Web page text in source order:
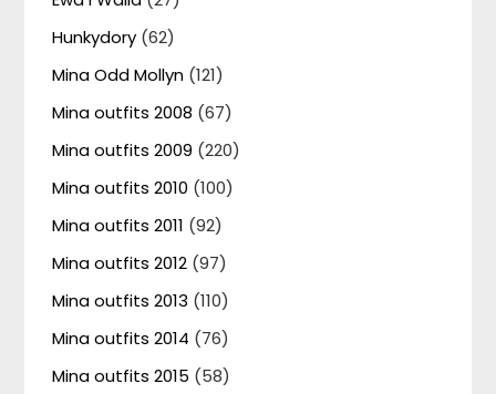
Hunkydory (62)
Mina Odd Mollyn (121)
Mina outfits 2008 (67)
Mina outfits 2009 (220)
Mina outfits 2010 (100)
Mina outfits 2011 (92)
Mina outfits 2012 (97)
Mina outfits 2013 (110)
Mina outfits 2014 (76)
Mina outfits 2015 (58)